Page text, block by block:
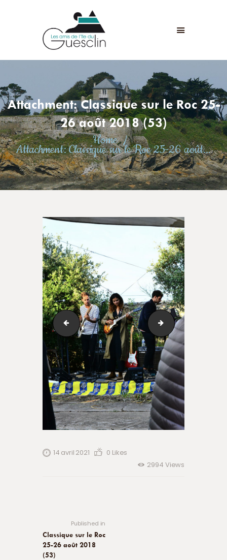
Attachment: Classique sur le Roc 25-
26 août 2018 (53)
Home
Attachment: Classique sur le Roc 25-26 août...
LES AMIS DE L'ÎLE DU GUESCLIN
LE FORT ET L’ÎLE
ASSOCIATION
ADHÉSION
ANIMATIONS
ACTUALITÉS
CONTACT
Classique sur le
14 avril 2021 0 Likes
2994 Views
Published in
Classique sur le Roc
25-26 août 2018
(53)